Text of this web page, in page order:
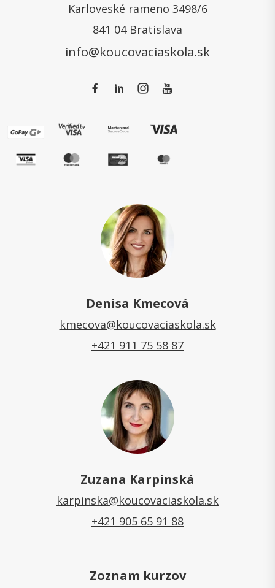
Karloveské rameno 3498/6
841 04 Bratislava
info@koucovaciaskola.sk
Denisa Kmecová
kmecova@koucovaciaskola.sk
+421 911 75 58 87
Zuzana Karpinská
karpinska@koucovaciaskola.sk
+421 905 65 91 88
Zoznam kurzov